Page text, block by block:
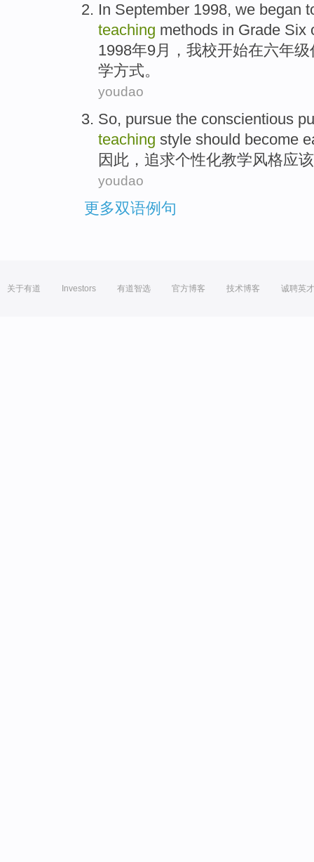
In September 1998, we began
teaching methods in Grade Six
1998年9月 ，我校开始在六年级
学方式。
youdao
So, pursue the conscientious
teaching style should become
因此 ， 追求个性化教学风格应该
youdao
更多双语例句
关于有道 Investors 有道智选 官方博客 技术博客 诚聘英才